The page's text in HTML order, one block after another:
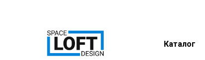
Каталог